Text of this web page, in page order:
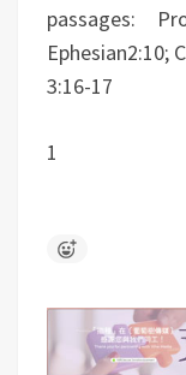
passages:
Ephesian2:10;
3:16-17
1